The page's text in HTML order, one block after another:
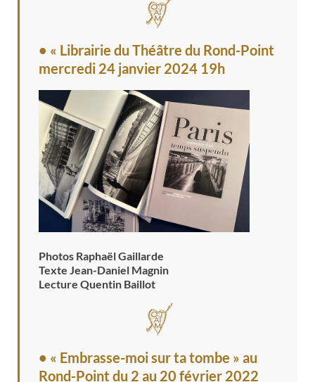
• « Librairie du Théâtre du Rond-Point
mercredi 24 janvier 2024 19h
Photos Raphaël Gaillarde
Texte Jean-Daniel Magnin
Lecture Quentin Baillot
• « Embrasse-moi sur ta tombe » au
Rond-Point du 2 au 20 février 2022